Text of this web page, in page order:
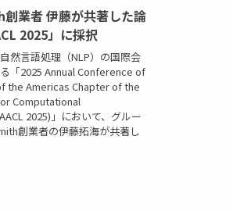
業者 伊藤が共著した論
2025」に採択
然言語処理（NLP）の国際会
「2025 Annual Conference of
the Americas Chapter of the
Computational
2025)」において、グルー
創業者の伊藤拓海が共著し